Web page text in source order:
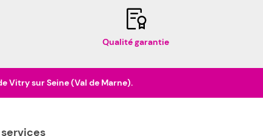
Qualité garantie
Vitry sur Seine (Val de Marne).
services